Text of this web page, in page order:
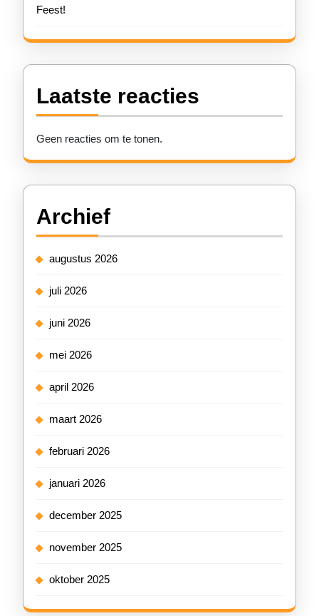
Feest!
Laatste reacties
Geen reacties om te tonen.
Archief
augustus 2026
juli 2026
juni 2026
mei 2026
april 2026
maart 2026
februari 2026
januari 2026
december 2025
november 2025
oktober 2025